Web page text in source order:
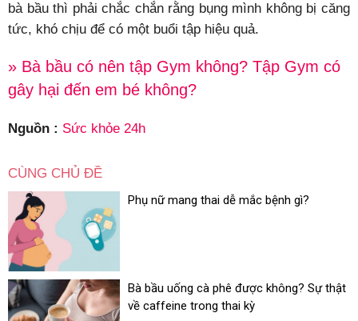
bà bầu thì phải chắc chắn rằng bụng mình không bị căng
tức, khó chịu để có một buổi tập hiệu quả.
» Bà bầu có nên tập Gym không? Tập Gym có
gây hại đến em bé không?
Nguồn : Sức khỏe 24h
CÙNG CHỦ ĐỀ
Phụ nữ mang thai dễ mắc bệnh gì?
Bà bầu uống cà phê được không? Sự thật
về caffeine trong thai kỳ